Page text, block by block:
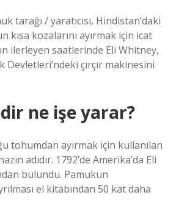
tarağı / yaratıcısı, Hindistan’daki
kısa kozalarını ayırmak için icat
ilerleyen saatlerinde Eli Whitney,
Devletleri’ndeki çırçır makinesini
ne işe yarar?
tohumdan ayırmak için kullanılan
adıdır. 1792’de Amerika’da Eli
bulundu. Pamukun
el kitabından 50 kat daha